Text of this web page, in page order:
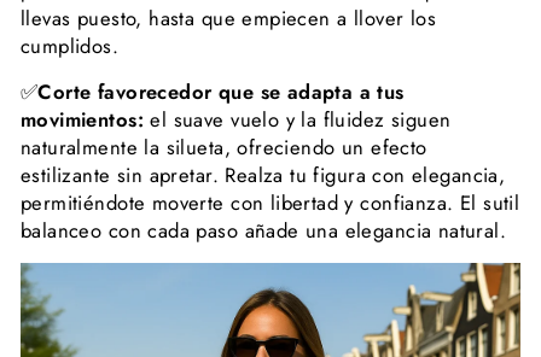
llevas puesto, hasta que empiecen a llover los
cumplidos.
✅Corte favorecedor que se adapta a tus
movimientos: el suave vuelo y la fluidez siguen
naturalmente la silueta, ofreciendo un efecto
estilizante sin apretar. Realza tu figura con elegancia,
permitiéndote moverte con libertad y confianza. El sutil
balanceo con cada paso añade una elegancia natural.